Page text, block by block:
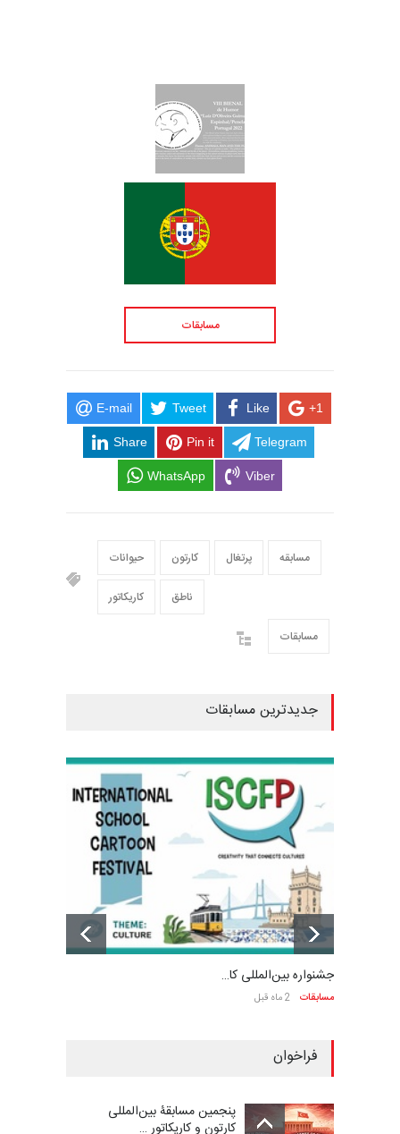
مسابقات
E-mail Tweet Like +1
Share Pin it Telegram
WhatsApp Viber
حیوانات کارتون پرتغال مسابقه
کاریکاتور ناطق
مسابقات
جدیدترین مسابقات
جشنواره بین‌المللی کا…
مسابقات 2 ماه قبل
فراخوان
پنجمین مسابقۀ بین‌المللی
کارتون و کاریکاتور …